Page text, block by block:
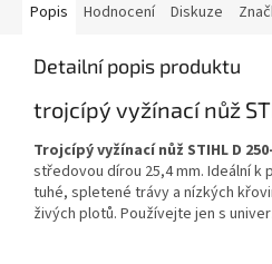
Popis Hodnocení Diskuze
Detailní popis produktu
trojcípý vyžínací nůž
Trojcípý vyžínací nůž STIHL D
středovou dírou 25,4 mm. Ideální
tuhé, spletené trávy a nízkých
živých plotů. Používejte jen s